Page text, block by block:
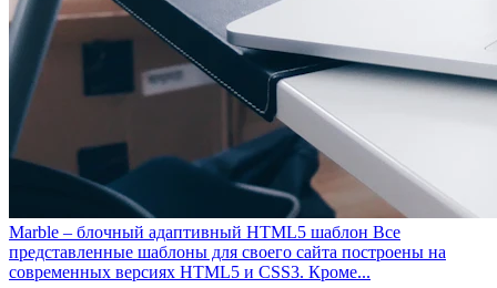
Marble – блочный адаптивный HTML5 шаблон Все
представленные шаблоны для своего сайта построены на
современных версиях HTML5 и CSS3. Кроме...